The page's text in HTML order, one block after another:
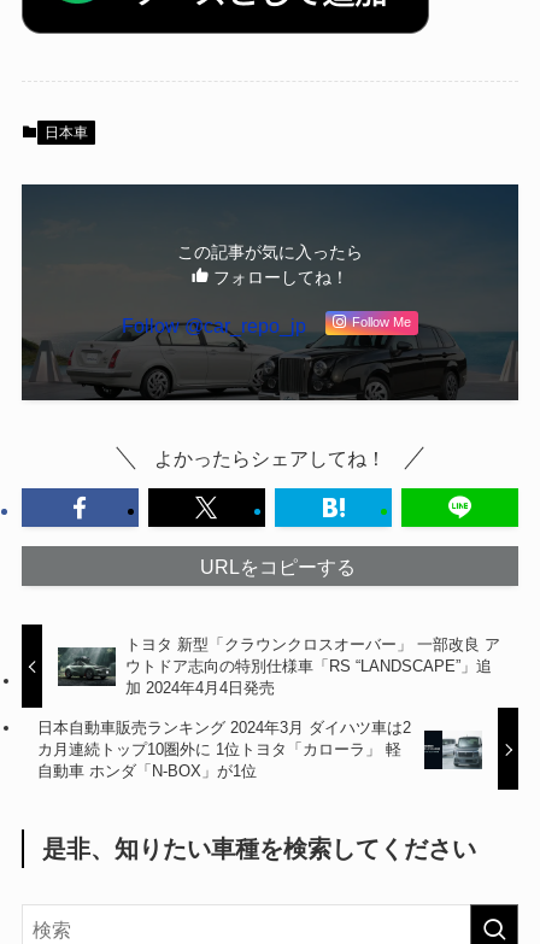
日本車
この記事が気に入ったら
フォローしてね！
Follow @car_repo_jp Follow Me
よかったらシェアしてね！
URLをコピーする
トヨタ 新型「クラウンクロスオーバー」 一部改良 ア
ウトドア志向の特別仕様車「RS “LANDSCAPE”」追
加 2024年4月4日発売
日本自動車販売ランキング 2024年3月 ダイハツ車は2
カ月連続トップ10圏外に 1位トヨタ「カローラ」 軽
自動車 ホンダ「N-BOX」が1位
是非、知りたい車種を検索してください